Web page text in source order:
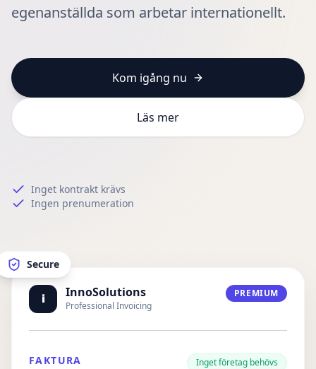
egenanställda som arbetar internationellt.
Kom igång nu
Läs mer
Inget kontrakt krävs
Ingen prenumeration
Secure
i InnoSolutions
Professional Invoicing
PREMIUM
FAKTURA
Inget företag behövs